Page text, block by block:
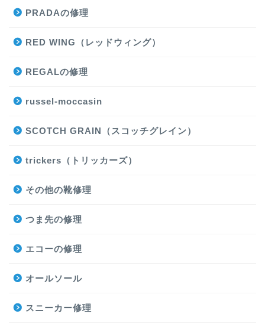
PRADAの修理
RED WING（レッドウィング）
REGALの修理
russel-moccasin
SCOTCH GRAIN（スコッチグレイン）
trickers（トリッカーズ）
その他の靴修理
つま先の修理
エコーの修理
オールソール
スニーカー修理